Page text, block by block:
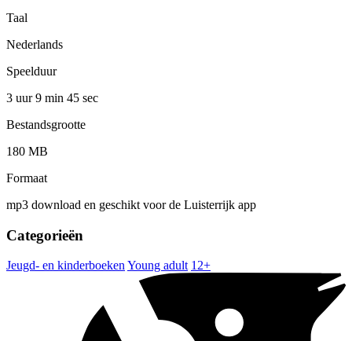
Taal
Nederlands
Speelduur
3 uur 9 min 45 sec
Bestandsgrootte
180 MB
Formaat
mp3 download en geschikt voor de Luisterrijk app
Categorieën
Jeugd- en kinderboeken Young adult 12+